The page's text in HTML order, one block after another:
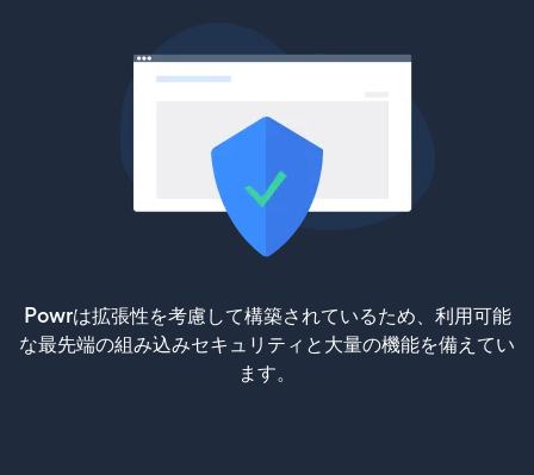
Powrは拡張性を考慮して構築されているため、利用可能
な最先端の組み込みセキュリティと大量の機能を備えてい
ます。